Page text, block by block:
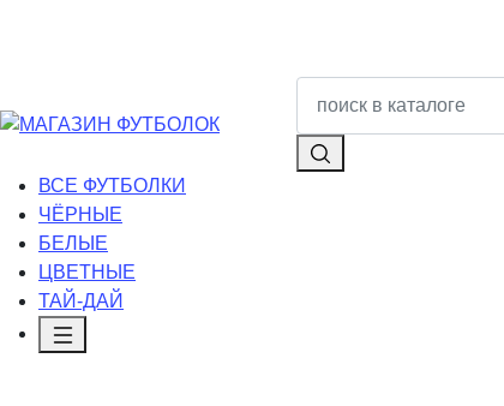
ВСЕ ФУТБОЛКИ
ЧЁРНЫЕ
БЕЛЫЕ
ЦВЕТНЫЕ
ТАЙ-ДАЙ